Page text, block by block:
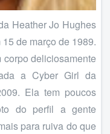
Heather Jo Hughes
de março de 1989.
deliciosamente
a Cyber Girl da
Ela tem poucos
do perfil a gente
para ruiva do que